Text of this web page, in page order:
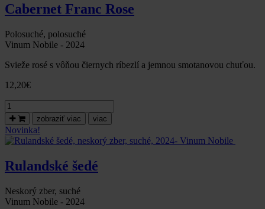
Vinum
Cabernet Franc Rose
Polosuché, polosuché
Vinum Nobile - 2024
Svieže rosé s vôňou čiernych ríbezlí a jemnou smotanovou chuťou.
12,20€
množstvo
Cabernet
franc
rosé,
polosuché,
Vinum
zobraziť viac viac
Novinka!
Rulandské šedé
Neskorý zber, suché
Vinum Nobile - 2024